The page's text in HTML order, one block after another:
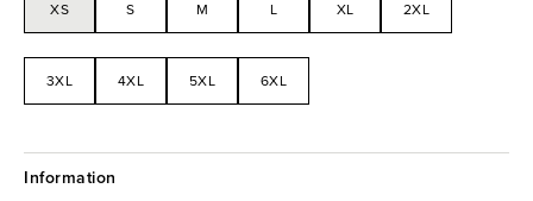
XS S M L XL 2XL
3XL 4XL 5XL 6XL
Information